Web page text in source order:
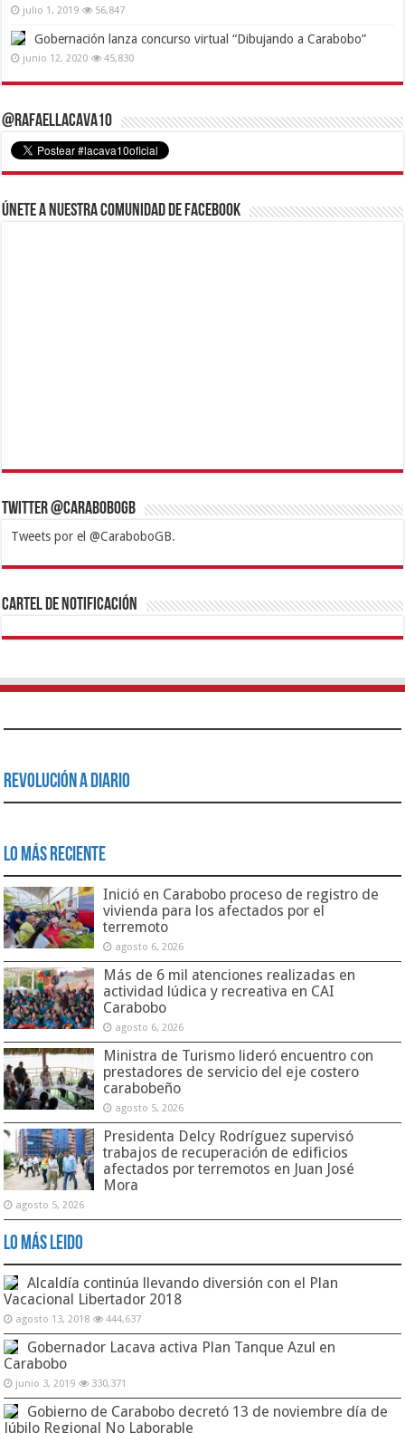
julio 1, 2019 56,847
Gobernación lanza concurso virtual “Dibujando a Carabobo”
junio 12, 2020 45,830
@RafaelLacava10
Únete a nuestra comunidad de Facebook
Twitter @CaraboboGB
Tweets por el @CaraboboGB.
1xbetBetturkeyBetistKralbetSupertotobetTipobetMatadorbetMariobet
https://mvbcasino.com/
Cartel de Notificación
Revolución a Diario
Lo Más Reciente
Inició en Carabobo proceso de registro de
vivienda para los afectados por el
terremoto
agosto 6, 2026
Más de 6 mil atenciones realizadas en
actividad lúdica y recreativa en CAI
Carabobo
agosto 6, 2026
Ministra de Turismo lideró encuentro con
prestadores de servicio del eje costero
carabobeño
agosto 5, 2026
Presidenta Delcy Rodríguez supervisó
trabajos de recuperación de edificios
afectados por terremotos en Juan José
Mora
agosto 5, 2026
Lo Más Leido
Alcaldía continúa llevando diversión con el Plan
Vacacional Libertador 2018
agosto 13, 2018 444,637
Gobernador Lacava activa Plan Tanque Azul en
Carabobo
junio 3, 2019 330,371
Gobierno de Carabobo decretó 13 de noviembre día de
Júbilo Regional No Laborable